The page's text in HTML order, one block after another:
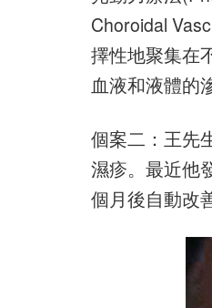
Choroidal
擇性地聚集在
血液和液體的
個案二：王先
濕疹。最近他
個月後自動改